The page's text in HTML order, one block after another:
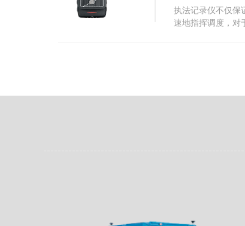
据，将统计结果以
有用户操作权限管
的担忧便得到有效
执法记录仪设备同
充电、校校时，做
场资料，直戳了
执法记录仪不仅保
速地指挥调度，对
在平台的电子地图
能，在实战中发
安执法、卫生监